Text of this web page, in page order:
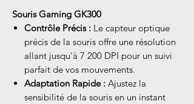
Souris Gaming GK300
Contrôle Précis : Le capteur optique
précis de la souris offre une résolution
allant jusqu'à 7 200 DPI pour un suivi
parfait de vos mouvements.
Adaptation Rapide : Ajustez la
sensibilité de la souris en un instant